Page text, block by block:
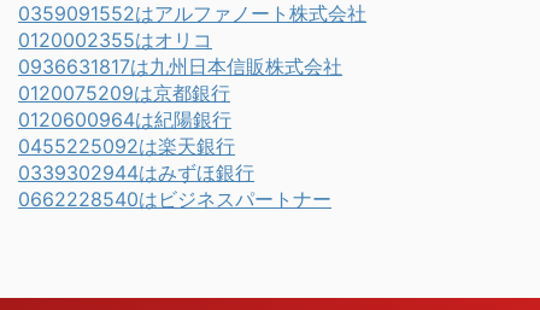
0359091552はアルファノート株式会社
0120002355はオリコ
0936631817は九州日本信販株式会社
0120075209は京都銀行
0120600964は紀陽銀行
0455225092は楽天銀行
0339302944はみずほ銀行
0662228540はビジネスパートナー